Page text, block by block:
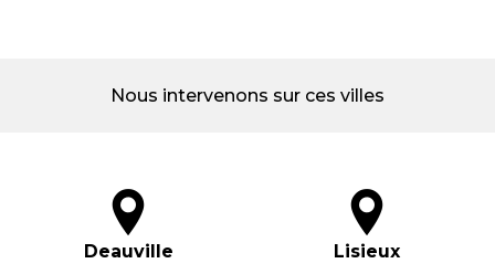
Nous intervenons sur ces villes
Deauville Lisieux